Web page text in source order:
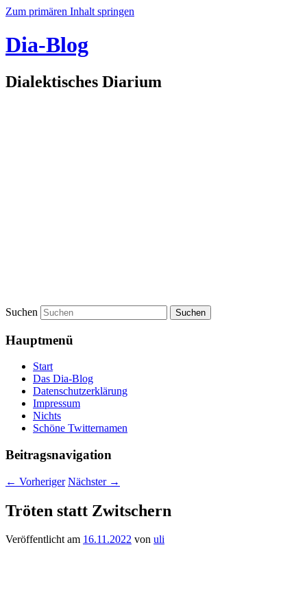
Zum primären Inhalt springen
Dia-Blog
Dialektisches Diarium
Suchen
Hauptmenü
Start
Das Dia-Blog
Datenschutzerklärung
Impressum
Nichts
Schöne Twitternamen
Beitragsnavigation
← Vorheriger Nächster →
Tröten statt Zwitschern
Veröffentlicht am 16.11.2022 von uli